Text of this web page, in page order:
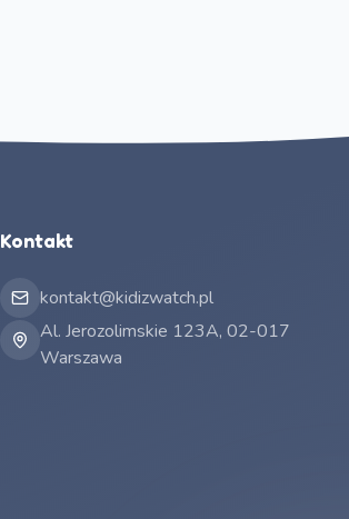
Kontakt
kontakt@kidizwatch.pl
Al. Jerozolimskie 123A, 02-017
Warszawa